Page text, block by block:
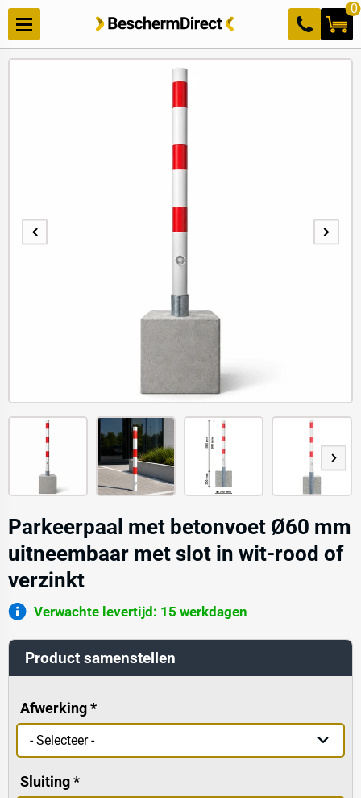
Meteen
naar de
content
0
Parkeerpaal met betonvoet Ø60 mm
uitneembaar met slot in wit-rood of
verzinkt
Verwachte levertijd: 15 werkdagen
Product samenstellen
Afwerking
Sluiting